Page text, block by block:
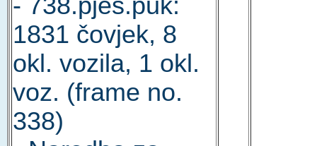
- 738.pješ.puk:
1831 čovjek, 8
okl. vozila, 1 okl.
voz. (frame no.
338)